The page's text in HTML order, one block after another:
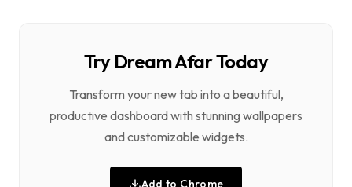
Try Dream Afar Today
Transform your new tab into a beautiful,
productive dashboard with stunning wallpapers
and customizable widgets.
Add to Chrome